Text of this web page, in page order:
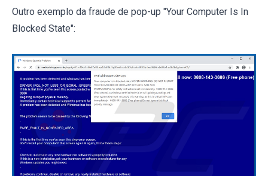
Outro exemplo da fraude de pop-up "Your Computer Is In
Blocked State":